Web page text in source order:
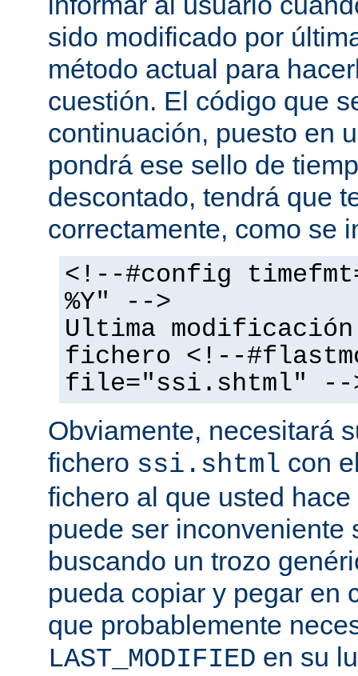
sido modificado por
método actual para
cuestión. El código que
continuación, puesto en
pondrá ese sello de
descontado, tendrá que
correctamente, como se
<!--#config
%Y" -->
Ultima
fichero <!--
file="ssi.shtml" --
Obviamente, necesitará
fichero ssi.shtml con
fichero al que usted
puede ser inconveniente
buscando un trozo
pueda copiar y pegar en
que probablemente
LAST_MODIFIED en su